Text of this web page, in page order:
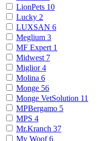
LionPets 10
Lucky 2
LUXSAN 6
Meglium 3
MF Expert 1
Midwest 7
Miglior4
Molina 6
Monge 56
Monge VetSolution 11
MPBergamo 5
MPS 4
Mr.Kranch 37
My Woof6